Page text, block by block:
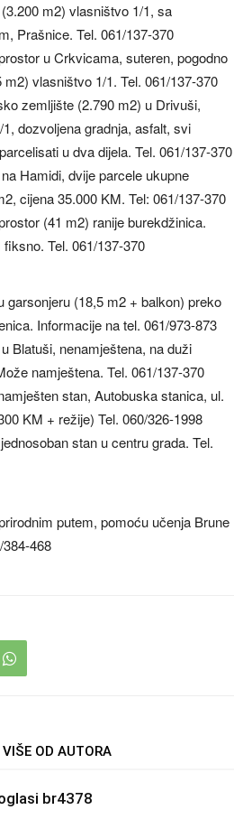
m2) vlasništvo 1/1, sa
Prašnice. Tel. 061/137-370
u Crkvicama, suteren, pogodno
vlasništvo 1/1. Tel. 061/137-370
zemljište (2.790 m2) u Drivuši,
dozvoljena gradnja, asfalt, svi
u dva dijela. Tel. 061/137-370
Hamidi, dvije parcele ukupne
cijena 35.000 KM. Tel: 061/137-370
(41 m2) ranije burekdžinica.
Tel. 061/137-370
garsonjeru (18,5 m2 + balkon) preko
Informacije na tel. 061/973-873
Blatuši, nenamještena, na duži
namještena. Tel. 061/137-370
stan, Autobuska stanica, ul.
KM + režije) Tel. 060/326-1998
stan u centru grada. Tel.
putem, pomoću učenja Brune
468
VIŠE OD AUTORA
br4378